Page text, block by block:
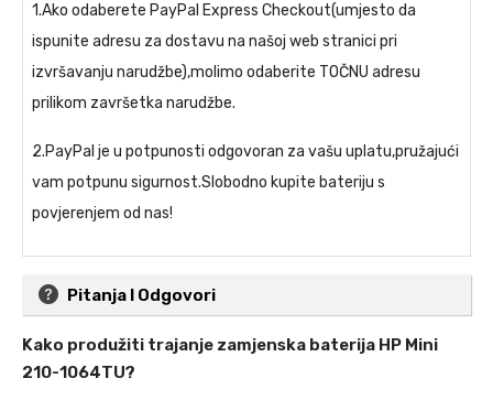
1.Ako odaberete PayPal Express Checkout(umjesto da
ispunite adresu za dostavu na našoj web stranici pri
izvršavanju narudžbe),molimo odaberite TOČNU adresu
prilikom završetka narudžbe.
2.PayPal je u potpunosti odgovoran za vašu uplatu,pružajući
vam potpunu sigurnost.Slobodno kupite bateriju s
povjerenjem od nas!
Pitanja I Odgovori
Kako produžiti trajanje zamjenska baterija HP Mini
210-1064TU?